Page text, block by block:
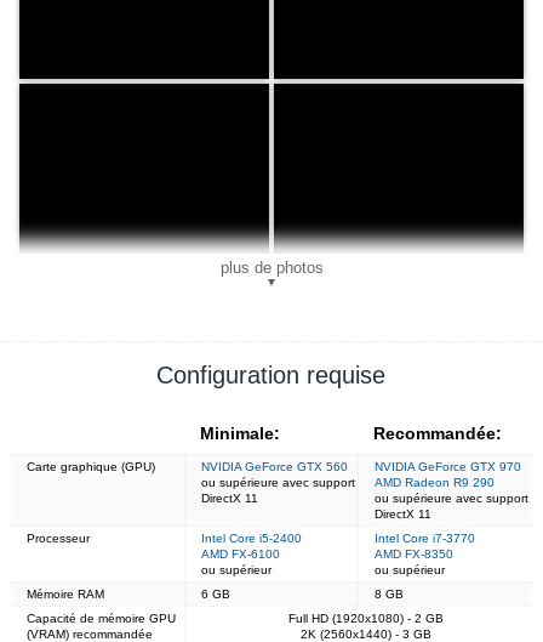
plus de photos
▼
Configuration requise
Minimale: Recommandée:
Carte graphique (GPU)
NVIDIA GeForce GTX 560
ou supérieure avec support
DirectX 11
NVIDIA GeForce GTX 970
AMD Radeon R9 290
ou supérieure avec support
DirectX 11
Processeur
Intel Core i5-2400
AMD FX-6100
ou supérieur
Intel Core i7-3770
AMD FX-8350
ou supérieur
Mémoire RAM
6 GB
8 GB
Capacité de mémoire GPU
(VRAM) recommandée
Full HD (1920x1080) - 2 GB
2K (2560x1440) - 3 GB